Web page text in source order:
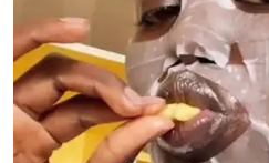
เงิน ก็ได้โพสต์คลิปช่วงที่แจ๊ส แ
พาอ้นไปซื้อของที่อยากให้ด้วย
นอกจากนี้ สมาชิก TikTok
ของ อ้น บอกตง ก็ได้โพสต์คลิป